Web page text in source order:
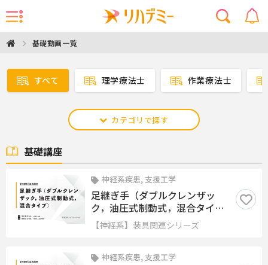
基礎動画一覧
すべて 理学療法士 作業療法士
カテゴリで探す
基礎講座
神経系疾患, 支援工学
足継ぎ手（ダブルクレンザッ
ク，油圧式制動式，混合タイ
プ）
【神経系】装具関連シリーズ
神経系疾患, 支援工学